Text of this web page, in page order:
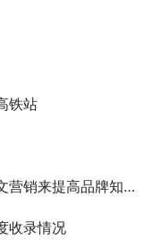
铁站
来提高品牌知名度
收录情况